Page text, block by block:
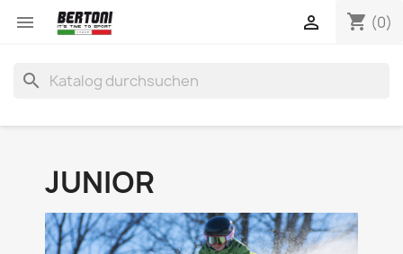
 shopping_cart (0)

search
JUNIOR